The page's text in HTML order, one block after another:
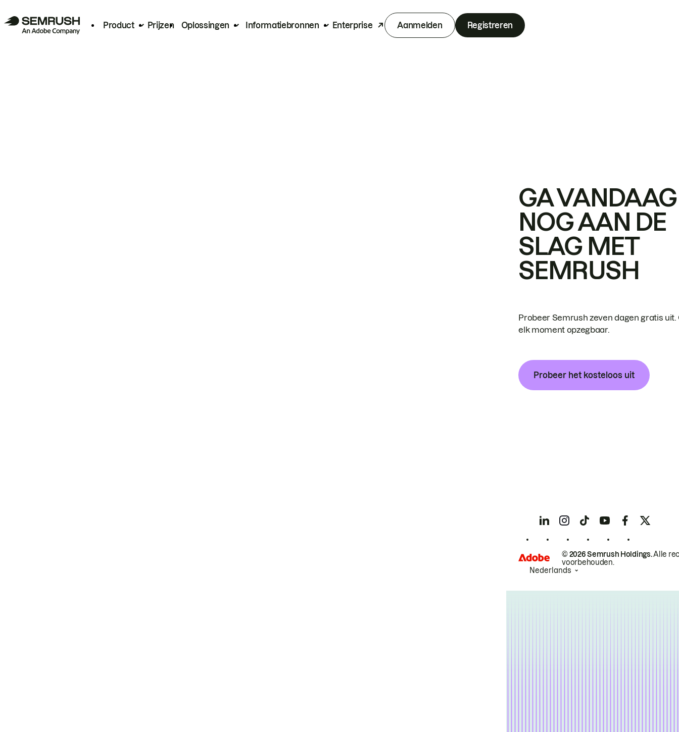
Product Prijzen Oplossingen Informatiebronnen Enterprise Aanmelden Registreren
GA VANDAAG
NOG AAN DE
SLAG MET
SEMRUSH
Probeer Semrush zeven dagen gratis uit.
elk moment opzegbaar.
Probeer het kosteloos uit
© 2026 Semrush Holdings.Alle
voorbehouden.
Nederlands